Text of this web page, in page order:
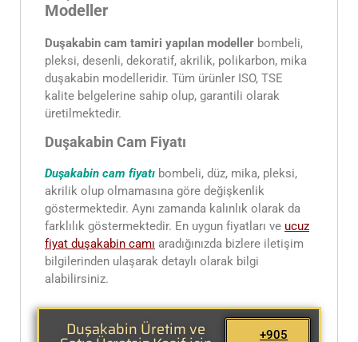
Modeller
Duşakabin cam tamiri yapılan modeller bombeli,
pleksi, desenli, dekoratif, akrilik, polikarbon, mika
duşakabin modelleridir. Tüm ürünler ISO, TSE
kalite belgelerine sahip olup, garantili olarak
üretilmektedir.
Duşakabin Cam Fiyatı
Duşakabin cam fiyatı bombeli, düz, mika, pleksi,
akrilik olup olmamasına göre değişkenlik
göstermektedir. Aynı zamanda kalınlık olarak da
farklılık göstermektedir. En uygun fiyatları ve ucuz
fiyat duşakabin camı aradığınızda bizlere iletişim
bilgilerinden ulaşarak detaylı olarak bilgi
alabilirsiniz.
Duşakabin Üretim ve
+905